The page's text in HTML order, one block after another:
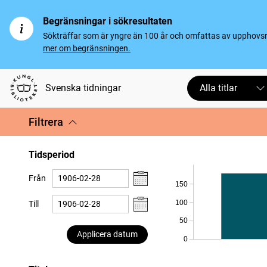
Begränsningar i sökresultaten
Sökträffar som är yngre än 100 år och omfattas av
mer om begränsningen.
Svenska tidningar Alla titlar
Filtrera
Tidsperiod
Från
Till
Applicera datum
0
50
100
150